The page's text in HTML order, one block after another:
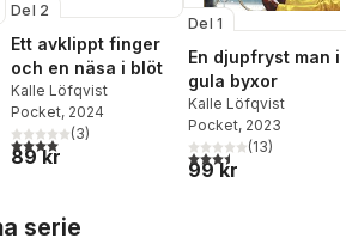
röster:
Del 2
Ett avklippt finger
och en näsa i blöt
Kalle Löfqvist
Pocket, 2024
4,0utav 5 stjärnor. Totalt antal röster:
(3)
89 kr
Del 1
En djupfryst man i
gula byxor
Kalle Löfqvist
Pocket, 2023
3,5utav 5 stjärnor.
(13)
99 kr
serie